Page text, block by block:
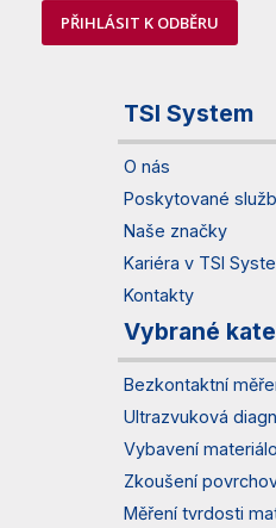
PŘIHLÁSIT K ODBĚRU
TSI System
O nás
Poskytované
Naše značky
Kariéra v TSI
Kontakty
Vybrané
Bezkontaktní
Ultrazvuková
Vybavení
Zkoušení
Měření tvrdosti